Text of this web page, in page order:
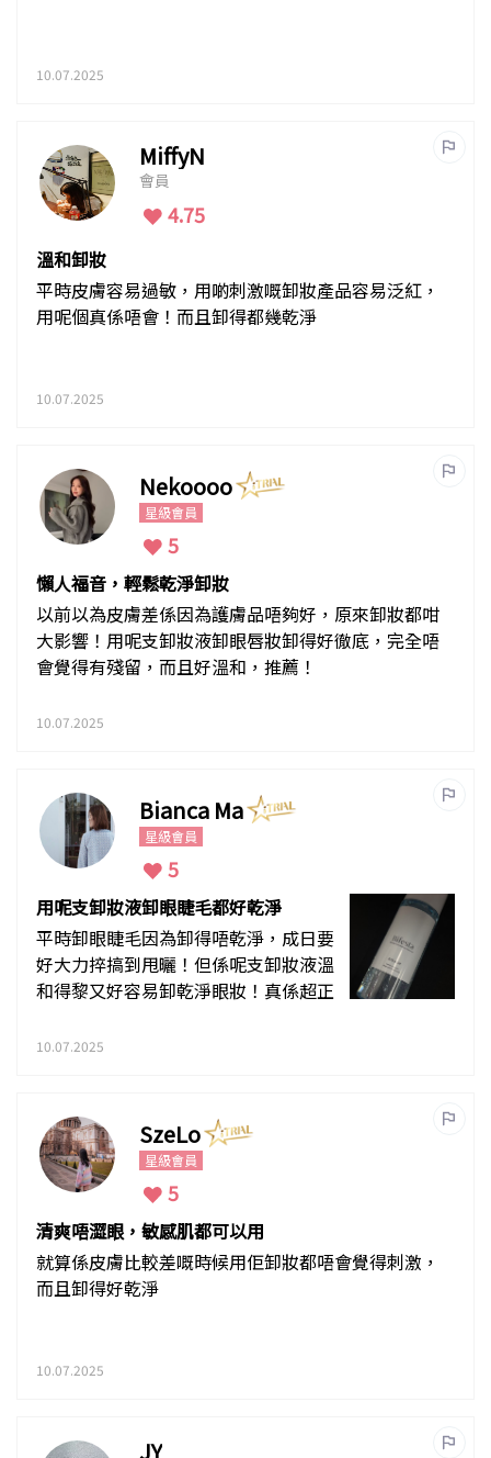
10.07.2025
MiffyN
會員
4.75
溫和卸妝
平時皮膚容易過敏，用啲刺激嘅卸妝產品容易泛紅，
用呢個真係唔會！而且卸得都幾乾淨
10.07.2025
Nekoooo
星級會員
5
懶人福音，輕鬆乾淨卸妝
以前以為皮膚差係因為護膚品唔夠好，原來卸妝都咁
大影響！用呢支卸妝液卸眼唇妝卸得好徹底，完全唔
會覺得有殘留，而且好溫和，推薦！
10.07.2025
Bianca Ma
星級會員
5
用呢支卸妝液卸眼睫毛都好乾淨
平時卸眼睫毛因為卸得唔乾淨，成日要
好大力捽搞到甩曬！但係呢支卸妝液溫
和得黎又好容易卸乾淨眼妝！真係超正
10.07.2025
SzeLo
星級會員
5
清爽唔澀眼，敏感肌都可以用
就算係皮膚比較差嘅時候用佢卸妝都唔會覺得刺激，
而且卸得好乾淨
10.07.2025
JY